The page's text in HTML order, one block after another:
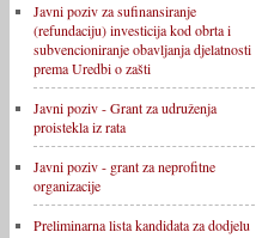
Javni poziv za sufinansiranje
(refundaciju) investicija kod obrta i
subvencioniranje obavljanja djelatnosti
prema Uredbi o zašti
Javni poziv - Grant za udruženja
proistekla iz rata
Javni poziv - grant za neprofitne
organizacije
Preliminarna lista kandidata za dodjelu